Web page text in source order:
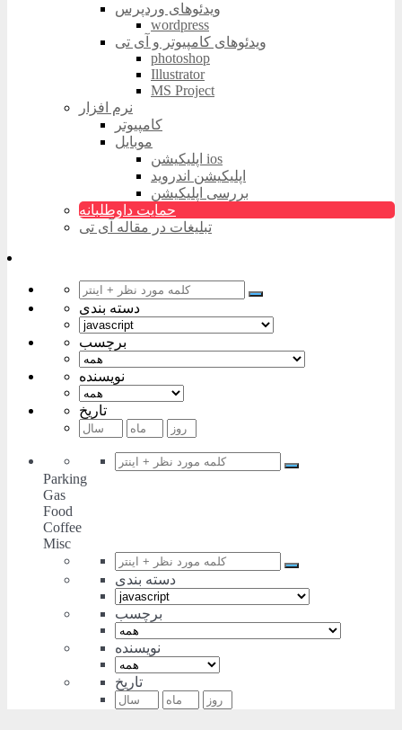
ویدئوهای وردپرس
wordpress
ویدئوهای کامپیوتر و آی تی
photoshop
Illustrator
MS Project
نرم افزار
کامپیوتر
موبایل
اپلیکیشن ios
اپلیکیشن اندروید
بررسی اپلیکیشن
حمایت داوطلبانه
تبلیغات در مقاله آی تی
دسته بندی
برچسب
نویسنده
تاریخ
Parking
Gas
Food
Coffee
Misc
دسته بندی
برچسب
نویسنده
تاریخ